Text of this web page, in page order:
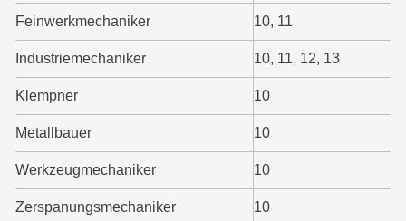
Feinwerkmechaniker 10, 11
Industriemechaniker 10, 11, 12, 13
Klempner 10
Metallbauer 10
Werkzeugmechaniker 10
Zerspanungsmechaniker 10